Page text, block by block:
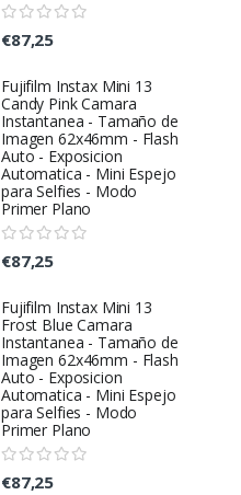
€87,25
Fujifilm Instax Mini 13
Candy Pink Camara
Instantanea - Tamaño de
Imagen 62x46mm - Flash
Auto - Exposicion
Automatica - Mini Espejo
para Selfies - Modo
Primer Plano
€87,25
Fujifilm Instax Mini 13
Frost Blue Camara
Instantanea - Tamaño de
Imagen 62x46mm - Flash
Auto - Exposicion
Automatica - Mini Espejo
para Selfies - Modo
Primer Plano
€87,25